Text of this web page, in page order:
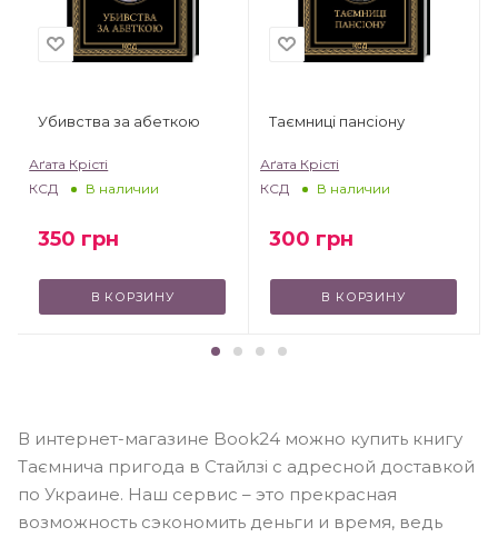
Убивства за абеткою
Аґата Крісті
КСД
В наличии
350 грн
В КОРЗИНУ
Таємниці пансіону
Аґата Крісті
КСД
В наличии
300 грн
В КОРЗИНУ
В интернет-магазине Book24 можно купить книгу
Таємнича пригода в Стайлзі с адресной доставкой
по Украине. Наш сервис – это прекрасная
возможность сэкономить деньги и время, ведь